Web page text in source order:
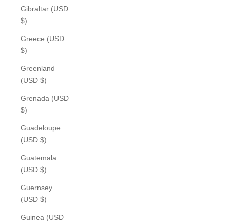
Gibraltar (USD
$)
Greece (USD
$)
Greenland
(USD $)
Grenada (USD
$)
Guadeloupe
(USD $)
Guatemala
(USD $)
Guernsey
(USD $)
Guinea (USD